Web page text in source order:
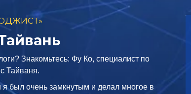
Знакомьтесь: Фу Ко, специалист по
Тайваня.
был очень замкнутым и делал многое в